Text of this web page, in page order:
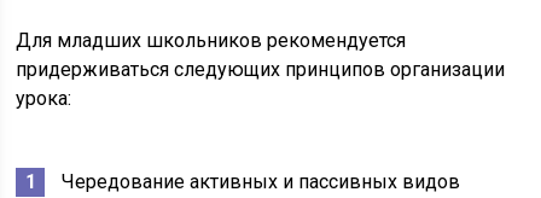
Для младших школьников рекомендуется
придерживаться следующих принципов организации
урока:
Чередование активных и пассивных видов